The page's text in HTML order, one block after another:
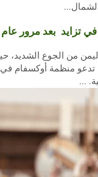
تزايد بعد مرور عام
من الجوع الشديد،
تدعو منظمة
...